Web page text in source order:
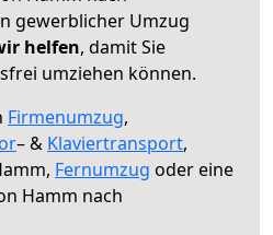
gewerblicher Umzug
helfen, damit Sie
umziehen können.
Firmenumzug,
– & Klaviertransport,
Fernumzug oder eine
Hamm nach